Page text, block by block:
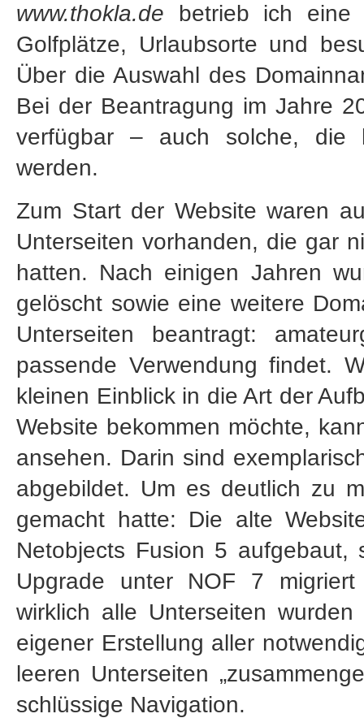
www.thokla.de betrieb ich eine
Golfplätze, Urlaubsorte und
Über die Auswahl des
Bei der Beantragung im Jahre
verfügbar – auch solche, die
werden.
Zum Start der Website waren
Unterseiten vorhanden, die gar
hatten. Nach einigen Jahren
gelöscht sowie eine weitere
Unterseiten beantragt:
passende Verwendung findet.
kleinen Einblick in die Art der
Website bekommen möchte,
ansehen. Darin sind
abgebildet. Um es deutlich zu
gemacht hatte: Die alte
Netobjects Fusion 5 aufgebaut,
Upgrade unter NOF 7
wirklich alle Unterseiten
eigener Erstellung aller
leeren Unterseiten
schlüssige Navigation.